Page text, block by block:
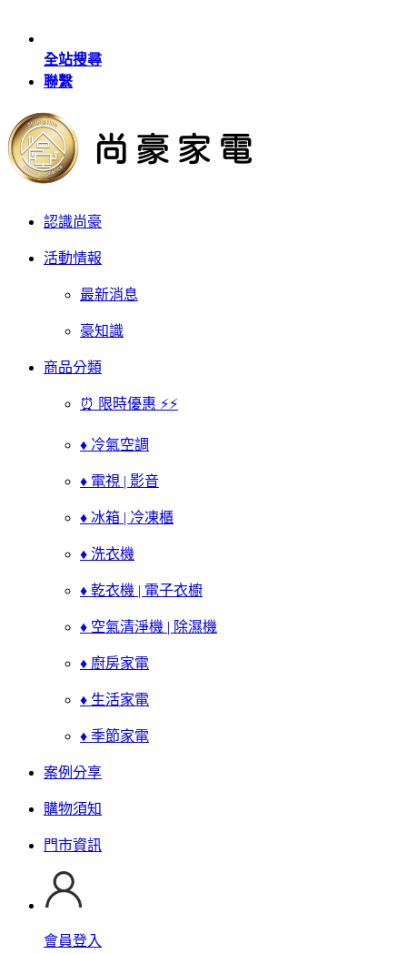
全站搜尋
聯繫
認識尚豪
活動情報
最新消息
豪知識
商品分類
⏰ 限時優惠 ⚡⚡
♦ 冷氣空調
♦ 電視 | 影音
♦ 冰箱 | 冷凍櫃
♦ 洗衣機
♦ 乾衣機 | 電子衣櫥
♦ 空氣清淨機 | 除濕機
♦ 廚房家電
♦ 生活家電
♦ 季節家電
案例分享
購物須知
門市資訊
會員登入